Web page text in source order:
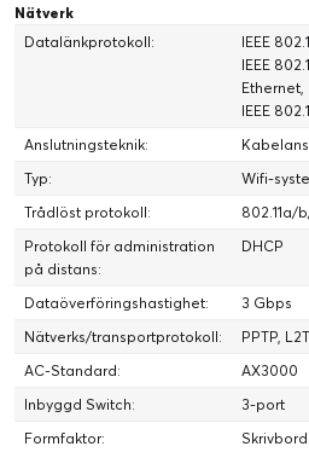
Nätverk
Datalänkprotokoll:
IEEE
IEEE
Ethernet,
IEEE
Anslutningsteknik:
Typ:
Wifi-
Trådlöst protokoll:
802.11a/
Protokoll för administration
på distans:
DHCP
Dataöverföringshastighet:
3 Gbps
Nätverks/transportprotokoll:
PPTP,
AC-Standard:
AX3000
Inbyggd Switch:
3-port
Formfaktor: